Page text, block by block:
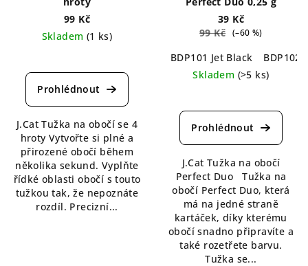
99 Kč
Skladem (1 ks)
hodnocení
produktu
z
5
hvězdiček.
J.Cat Tužka na obočí se 4
hroty Vytvořte si plné a
přirozené obočí během
několika sekund. Vyplňte
řídké oblasti obočí s touto
tužkou tak, že nepoznáte
rozdíl. Precizní...
39 Kč
99 Kč (–60 %)
BDP101 Jet Black
BDP102
Skladem (>5 ks)
hodnocení
produktu
z
5
hvězdiček.
J.Cat Tužka na obočí
Perfect Duo Tužka na
obočí Perfect Duo, která
má na jedné straně
kartáček, díky kterému
obočí snadno připravíte a
také rozetřete barvu.
Tužka se...